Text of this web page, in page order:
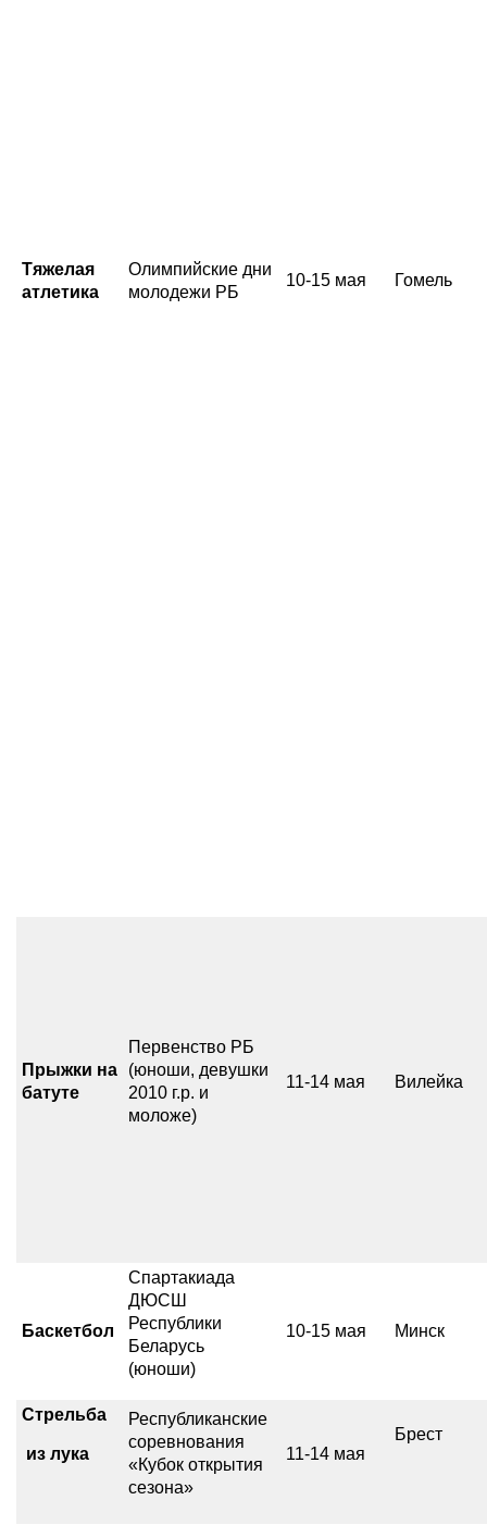
Тяжелая
атлетика
Олимпийские дни
молодежи РБ
10-15 мая Гомель
Прыжки на
батуте
Первенство РБ
(юноши, девушки
2010 г.р. и
моложе)
11-14 мая Вилейка
Баскетбол
Спартакиада
ДЮСШ
Республики
Беларусь
(юноши)
10-15 мая Минск
Стрельба
из лука
Республиканские
соревнования
«Кубок открытия
сезона»
11-14 мая
Брест